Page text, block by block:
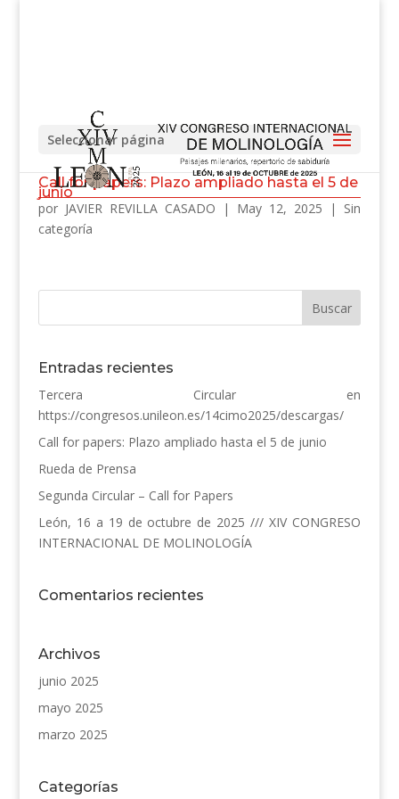
Seleccionar página
Call for papers: Plazo ampliado hasta el 5 de
junio
por JAVIER REVILLA CASADO | May 12, 2025 | Sin
categoría
Entradas recientes
Tercera Circular en
https://congresos.unileon.es/14cimo2025/descargas/
Call for papers: Plazo ampliado hasta el 5 de junio
Rueda de Prensa
Segunda Circular – Call for Papers
León, 16 a 19 de octubre de 2025 /// XIV CONGRESO
INTERNACIONAL DE MOLINOLOGÍA
Comentarios recientes
Archivos
junio 2025
mayo 2025
marzo 2025
Categorías